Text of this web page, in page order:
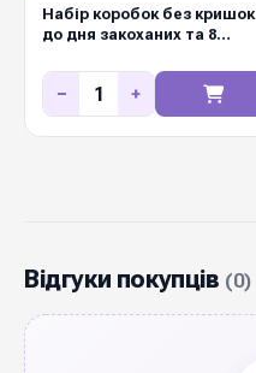
Набір коробок без кришок
до дня закоханих та 8
− +
Відгуки покупців (0)